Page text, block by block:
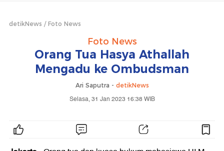
detikNews Foto News
Foto News
Orang Tua Hasya Athallah
Mengadu ke Ombudsman
Ari Saputra - detikNews
Selasa, 31 Jan 2023 16:38 WIB